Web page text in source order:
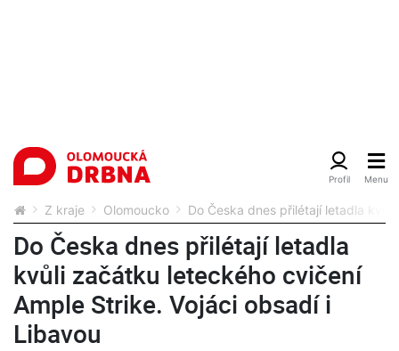
Z kraje Olomoucko Do Česka dnes přilétají letadla
Do Česka dnes přilétají letadla
kvůli začátku leteckého cvičení
Ample Strike. Vojáci obsadí i
Libavou